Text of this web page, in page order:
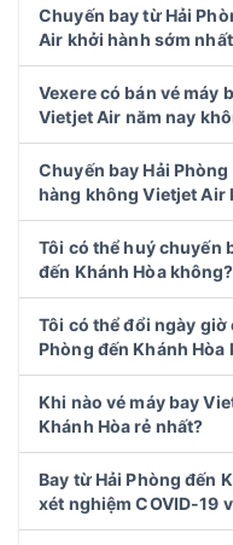
Chuyến bay từ Hải
Air khởi hành sớm
Vexere có bán vé máy
Vietjet Air năm nay
Chuyến bay Hải
hàng không Vietjet Air
Tôi có thể huý chuyến
đến Khánh Hòa không?
Tôi có thể đổi ngày
Phòng đến Khánh Hòa
Khi nào vé máy bay
Khánh Hòa rẻ nhất?
Bay từ Hải Phòng đến
xét nghiệm COVID-19